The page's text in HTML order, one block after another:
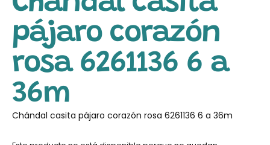
pájaro corazón
rosa 6261136 6 a
36m
Chándal casita pájaro corazón rosa 6261136 6 a 36m